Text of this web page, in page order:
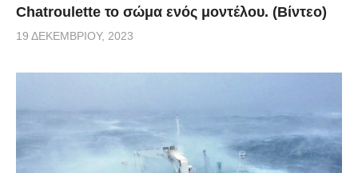
Chatroulette το σώμα ενός μοντέλου. (Βίντεο)
19 ΔΕΚΕΜΒΡΊΟΥ, 2023